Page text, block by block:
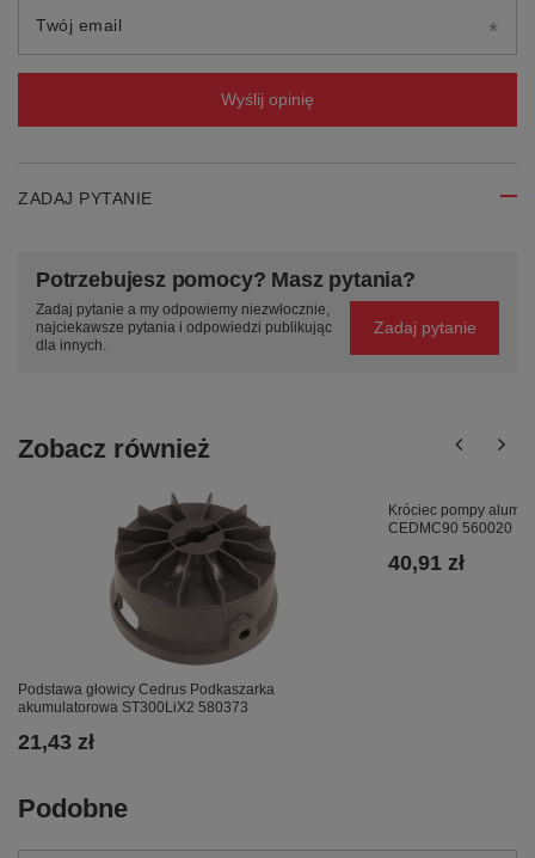
Twój email
Wyślij opinię
ZADAJ PYTANIE
Potrzebujesz pomocy? Masz pytania?
Zadaj pytanie a my odpowiemy niezwłocznie,
najciekawsze pytania i odpowiedzi publikując
dla innych.
Zadaj pytanie
Zobacz również
Podstawa głowicy Cedrus Podkaszarka
akumulatorowa ST300LiX2 580373
21,43 zł
Króciec pompy
CEDMC90 560020
40,91 zł
Podobne